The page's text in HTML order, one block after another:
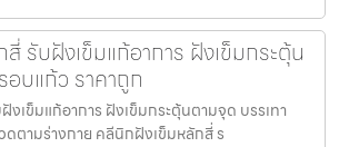
รับฝังเข็มแก้อาการ ฝังเข็มกระตุ้น
บแก้ว ราคาถูก
เข็มแก้อาการ ฝังเข็มกระตุ้นตามจุด บรรเทา
ดตามร่างกาย คลีนิกฝังเข็มหลักสี่ ร